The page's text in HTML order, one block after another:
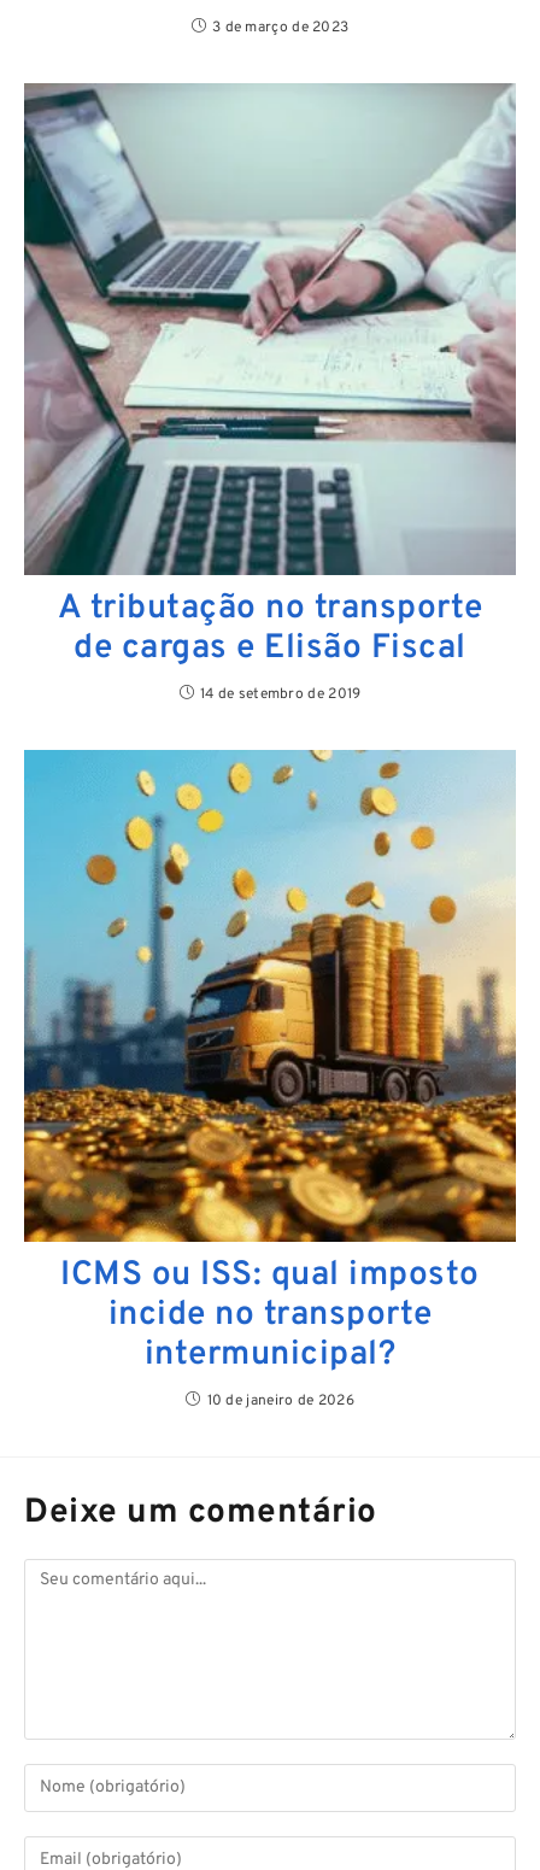
3 de março de 2023
A tributação no transporte
de cargas e Elisão Fiscal
14 de setembro de 2019
ICMS ou ISS: qual imposto
incide no transporte
intermunicipal?
10 de janeiro de 2026
Deixe um comentário